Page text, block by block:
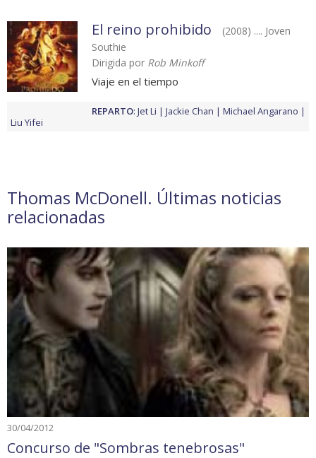
El reino prohibido
(2008) .... Joven
Southie
Dirigida por Rob Minkoff
Viaje en el tiempo
REPARTO: Jet Li Jackie Chan
Michael Angarano
Liu Yifei
Thomas McDonell. Últimas noticias
relacionadas
30/04/2012
Concurso de "Sombras tenebrosas"